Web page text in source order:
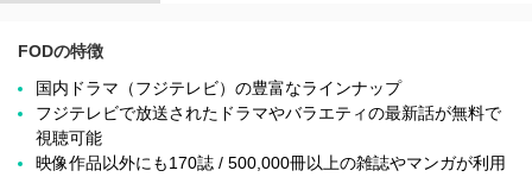
FODの特徴
国内ドラマ（フジテレビ）の豊富なラインナップ
フジテレビで放送されたドラマやバラエティの最新話が無料で
視聴可能
映像作品以外にも170誌 / 500,000冊以上の雑誌やマンガが利用